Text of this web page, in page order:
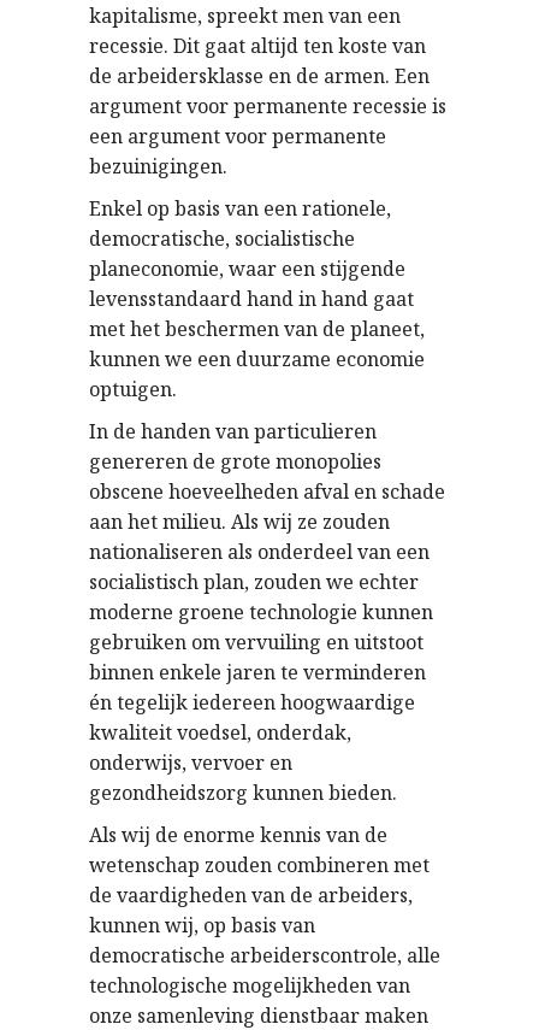
kapitalisme, spreekt men van een
recessie. Dit gaat altijd ten koste van
de arbeidersklasse en de armen. Een
argument voor permanente recessie is
een argument voor permanente
bezuinigingen.
Enkel op basis van een rationele,
democratische, socialistische
planeconomie, waar een stijgende
levensstandaard hand in hand gaat
met het beschermen van de planeet,
kunnen we een duurzame economie
optuigen.
In de handen van particulieren
genereren de grote monopolies
obscene hoeveelheden afval en schade
aan het milieu. Als wij ze zouden
nationaliseren als onderdeel van een
socialistisch plan, zouden we echter
moderne groene technologie kunnen
gebruiken om vervuiling en uitstoot
binnen enkele jaren te verminderen
én tegelijk iedereen hoogwaardige
kwaliteit voedsel, onderdak,
onderwijs, vervoer en
gezondheidszorg kunnen bieden.
Als wij de enorme kennis van de
wetenschap zouden combineren met
de vaardigheden van de arbeiders,
kunnen wij, op basis van
democratische arbeiderscontrole, alle
technologische mogelijkheden van
onze samenleving dienstbaar maken